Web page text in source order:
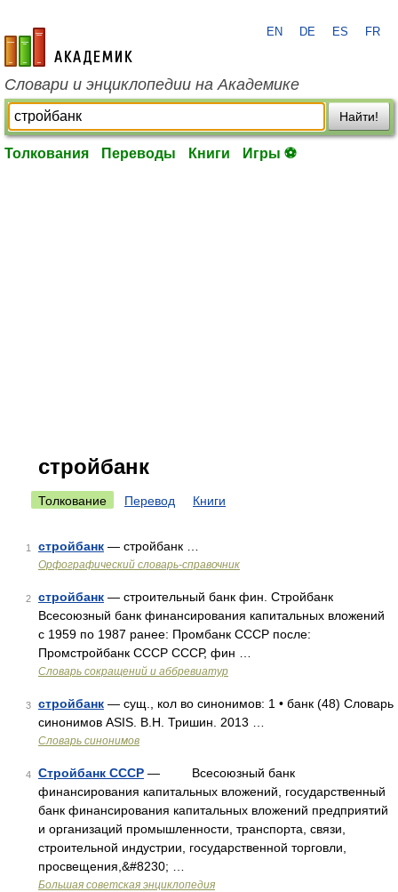
academic.ru
EN DE ES FR
Словари и энциклопедии на Академике
Найти!
Толкования Переводы Книги Игры ⚽
стройбанк
Толкование Перевод Книги
1 стройбанк — стройбанк …
Орфографический словарь-справочник
2 стройбанк — строительный банк фин. Стройбанк
Всесоюзный банк финансирования капитальных вложений
с 1959 по 1987 ранее: Промбанк СССР после:
Промстройбанк СССР СССР, фин …
Словарь сокращений и аббревиатур
3 стройбанк — сущ., кол во синонимов: 1 • банк (48) Словарь
синонимов ASIS. В.Н. Тришин. 2013 …
Словарь синонимов
4 Стройбанк СССР — Всесоюзный банк
финансирования капитальных вложений, государственный
банк финансирования капитальных вложений предприятий
и организаций промышленности, транспорта, связи,
строительной индустрии, государственной торговли,
просвещения,&#8230; …
Большая советская энциклопедия